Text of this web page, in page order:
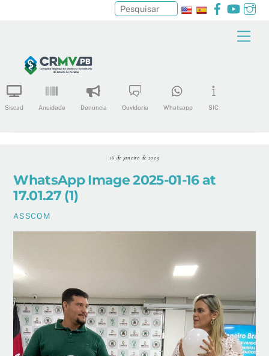
content
Facebook
Siscad Anuidade Denúncia Ouvidoria Whatsapp SIC
Pesquisar
16 de janeiro de 2025
WhatsApp Image 2025-01-16 at
17.01.27 (1)
ASSCOM